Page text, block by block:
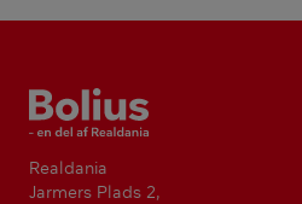
Bolius
Realdania
Jarmers Plads 2,